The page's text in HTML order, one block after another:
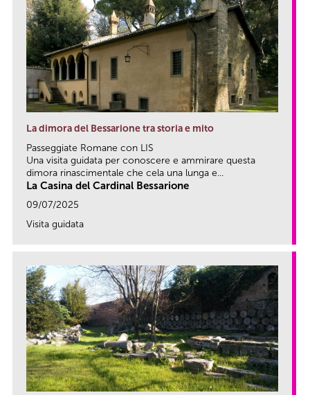
La dimora del Bessarione tra storia e mito
Passeggiate Romane con LIS
Una visita guidata per conoscere e ammirare questa
dimora rinascimentale che cela una lunga e...
La Casina del Cardinal Bessarione
09/07/2025
Visita guidata